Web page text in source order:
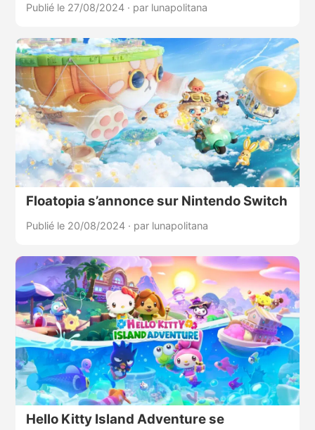
Publié le 27/08/2024 · par lunapolitana
Floatopia s’annonce sur Nintendo Switch
Publié le 20/08/2024 · par lunapolitana
Hello Kitty Island Adventure se